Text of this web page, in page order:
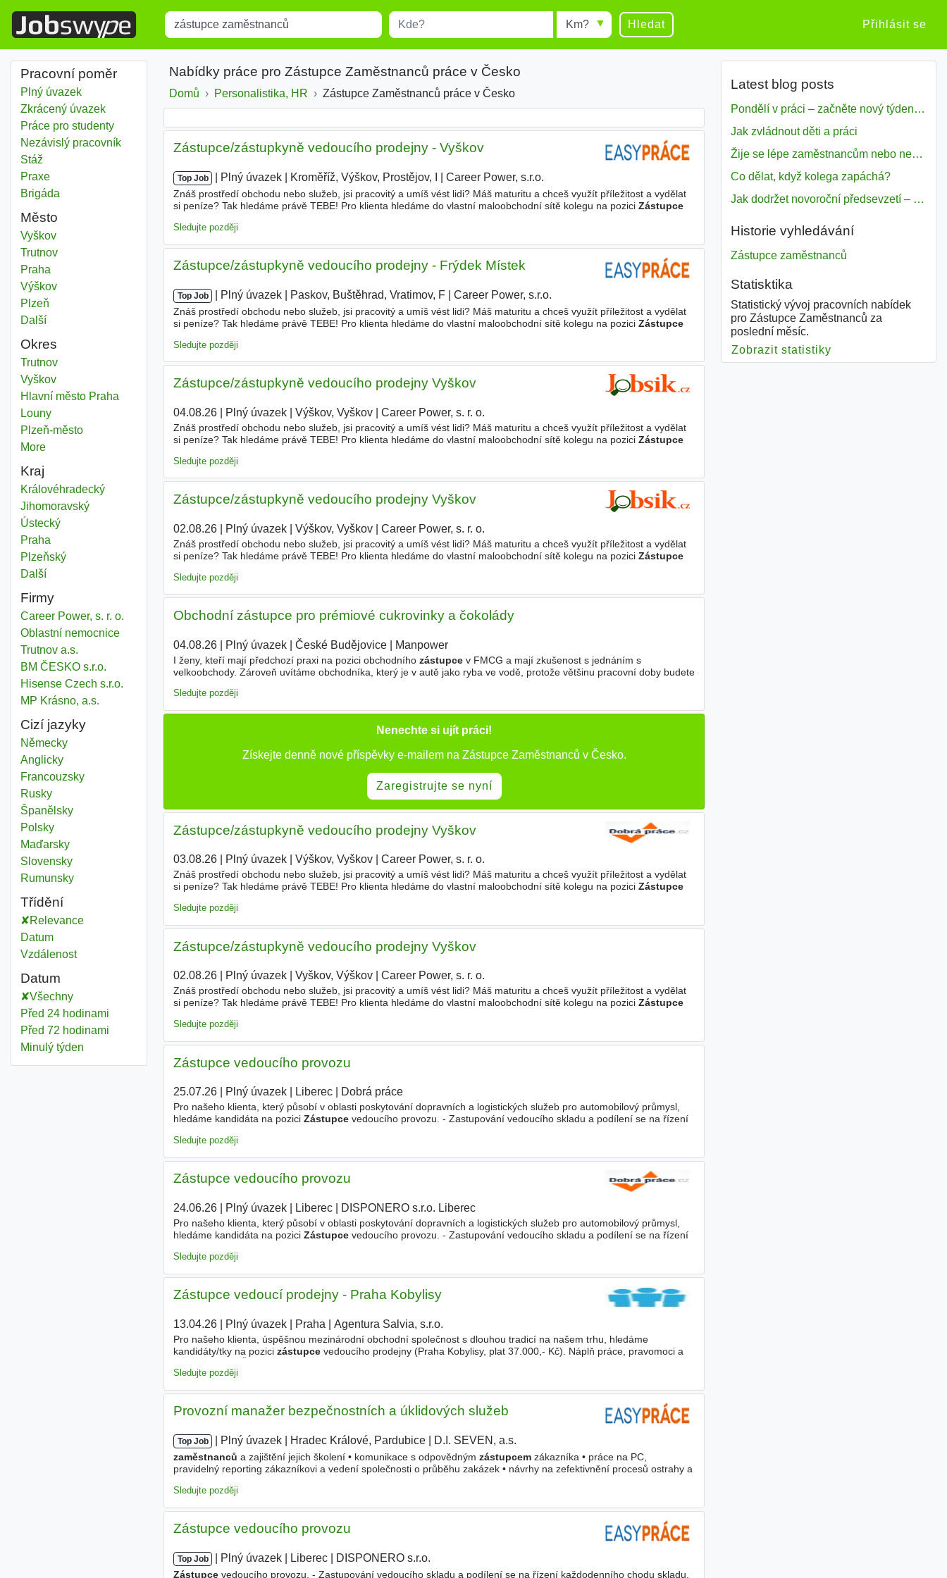
Title Místo
results.
Radius Hledat Přihlásit se
Pracovní poměr
Plný úvazek
Zkrácený úvazek
Práce pro studenty
Nezávislý pracovník
Stáž
Praxe
Brigáda
Město
Zástupce zaměstnanců
Vyškov
Zástupce zaměstnanců
Trutnov
Zástupce zaměstnanců
Praha
Zástupce zaměstnanců
Výškov
Zástupce zaměstnanců
Plzeň
Dalšíměsta
Okres
Zástupce zaměstnanců
TrutnovOkres
Zástupce zaměstnanců
VyškovOkres
Zástupce zaměstnanců
Hlavní město Praha
Zástupce zaměstnanců
LounyOkres
Zástupce zaměstnanců
Plzeň-městoOkres
Moredistricts
Kraj
Zástupce zaměstnanců
KrálovéhradeckýKraj
Zástupce zaměstnanců
JihomoravskýKraj
Zástupce zaměstnanců
ÚsteckýKraj
Zástupce zaměstnanců
Praha
Zástupce zaměstnanců
PlzeňskýKraj
Dalšíkraj
Firmy
Career Power, s. r. o.
Oblastní nemocnice
Trutnov a.s.
BM ČESKO s.r.o.
Hisense Czech s.r.o.
MP Krásno, a.s.
Cizí jazyky
Německy
Anglicky
Francouzsky
Rusky
Španělsky
Polsky
Maďarsky
Slovensky
Rumunsky
Třídění
Relevance
Datum
Vzdálenost
Datum
Všechny
Před 24 hodinami
Před 72 hodinami
Minulý týden
Nabídky práce pro Zástupce Zaměstnanců práce v Česko
Domů Personalistika, HR Zástupce Zaměstnanců práce v Česko
Zástupce/zástupkyně vedoucího prodejny - Vyškov
Top Job Plný úvazek Kroměříž, Výškov, Prostějov, I Career Power, s.r.o.
Znáš prostředí obchodu nebo služeb, jsi pracovitý a umíš vést lidi? Máš maturitu a chceš využít příležitost a vydělat
si peníze? Tak hledáme právě TEBE! Pro klienta hledáme do vlastní maloobchodní sítě kolegu na pozici Zástupce
Sledujte později
Zástupce/zástupkyně vedoucího prodejny - Frýdek Místek
Top Job Plný úvazek Paskov, Buštěhrad, Vratimov, F Career Power, s.r.o.
Znáš prostředí obchodu nebo služeb, jsi pracovitý a umíš vést lidi? Máš maturitu a chceš využít příležitost a vydělat
si peníze? Tak hledáme právě TEBE! Pro klienta hledáme do vlastní maloobchodní sítě kolegu na pozici Zástupce
Sledujte později
Zástupce/zástupkyně vedoucího prodejny Vyškov
04.08.26| Plný úvazek| Výškov, Vyškov| Career Power, s. r. o.
Znáš prostředí obchodu nebo služeb, jsi pracovitý a umíš vést lidi? Máš maturitu a chceš využít příležitost a vydělat
si peníze? Tak hledáme právě TEBE! Pro klienta hledáme do vlastní maloobchodní sítě kolegu na pozici Zástupce
Sledujte později
Zástupce/zástupkyně vedoucího prodejny Vyškov
02.08.26| Plný úvazek| Výškov, Vyškov| Career Power, s. r. o.
Znáš prostředí obchodu nebo služeb, jsi pracovitý a umíš vést lidi? Máš maturitu a chceš využít příležitost a vydělat
si peníze? Tak hledáme právě TEBE! Pro klienta hledáme do vlastní maloobchodní sítě kolegu na pozici Zástupce
Sledujte později
Obchodní zástupce pro prémiové cukrovinky a čokolády
04.08.26| Plný úvazek| České Budějovice| Manpower|
I ženy, kteří mají předchozí praxi na pozici obchodního zástupcev FMCG a mají zkušenost s jednáním s
velkoobchody. Zároveň uvítáme obchodníka, který je v autě jako ryba ve vodě, protože většinu pracovní doby budete
Sledujte později
Nenechte si ujít práci!
Získejte denně nové příspěvky e-mailem na Zástupce Zaměstnanců v Česko.
Zaregistrujte se nyní
Zástupce/zástupkyně vedoucího prodejny Vyškov
03.08.26| Plný úvazek| Výškov, Vyškov| Career Power, s. r. o.
Znáš prostředí obchodu nebo služeb, jsi pracovitý a umíš vést lidi? Máš maturitu a chceš využít příležitost a vydělat
si peníze? Tak hledáme právě TEBE! Pro klienta hledáme do vlastní maloobchodní sítě kolegu na pozici Zástupce
Sledujte později
Zástupce/zástupkyně vedoucího prodejny Vyškov
02.08.26| Plný úvazek| Vyškov, Výškov| Career Power, s. r. o.
Znáš prostředí obchodu nebo služeb, jsi pracovitý a umíš vést lidi? Máš maturitu a chceš využít příležitost a vydělat
si peníze? Tak hledáme právě TEBE! Pro klienta hledáme do vlastní maloobchodní sítě kolegu na pozici Zástupce
Sledujte později
Zástupce vedoucího provozu
25.07.26| Plný úvazek| Liberec| Dobrá práce
Pro našeho klienta, který působí v oblasti poskytování dopravních a logistických služeb pro automobilový průmysl,
hledáme kandidáta na pozici Zástupcevedoucího provozu. - Zastupování vedoucího skladu a podílení se na řízení
Sledujte později
Zástupce vedoucího provozu
24.06.26| Plný úvazek| Liberec| DISPONERO s.r.o. Liberec
Pro našeho klienta, který působí v oblasti poskytování dopravních a logistických služeb pro automobilový průmysl,
hledáme kandidáta na pozici Zástupcevedoucího provozu. - Zastupování vedoucího skladu a podílení se na řízení
Sledujte později
Zástupce vedoucí prodejny - Praha Kobylisy
13.04.26| Plný úvazek| Praha Agentura Salvia, s.r.o.
Pro našeho klienta, úspěšnou mezinárodní obchodní společnost s dlouhou tradicí na našem trhu, hledáme
kandidáty/tky na pozici zástupcevedoucího prodejny (Praha Kobylisy, plat 37.000,- Kč). Náplň práce, pravomoci a
Sledujte později
Provozní manažer bezpečnostních a úklidových služeb
Top Job Plný úvazek Hradec Králové, Pardubice D.I. SEVEN, a.s.
zaměstnanců a zajištění jejich školení • komunikace s odpovědným zástupcemzákazníka • práce na PC,
pravidelný reporting zákazníkovi a vedení společnosti o průběhu zakázek • návrhy na zefektivnění procesů ostrahy a
Sledujte později
Zástupce vedoucího provozu
Top Job Plný úvazek Liberec DISPONERO s.r.o.
Zástupcevedoucího provozu. - Zastupování vedoucího skladu a podílení se na řízení každodenního chodu skladu.
Latest blog posts
Pondělí v práci – začněte nový týden s motivací
Jak zvládnout děti a práci
Žije se lépe zaměstnancům nebo nezavislým pracovníkům
Co dělat, když kolega zapáchá?
Jak dodržet novoroční předsevzetí – naše tipy pro dobrý začátek roku 2018
Historie vyhledávání
Zástupce zaměstnanců
Statisktika
Statistický vývoj pracovních nabídek
pro Zástupce Zaměstnanců za
poslední měsíc.
Zobrazit statistiky